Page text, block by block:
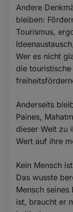
Andere
bleiben:
Tourismus,
Wer es nicht
die
Anderseits
Paines,
dieser Welt zu
Wert auf ihre
Kein Mensch
Das wusste
Mensch
ist, braucht er